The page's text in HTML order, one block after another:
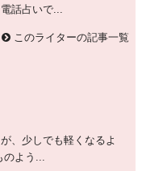
話占いで...
このライターの記事一覧
、少しでも軽くなるよ
のよう...